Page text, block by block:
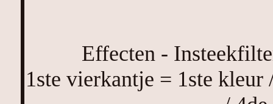
Effecten -
1ste vierkantje = 1ste